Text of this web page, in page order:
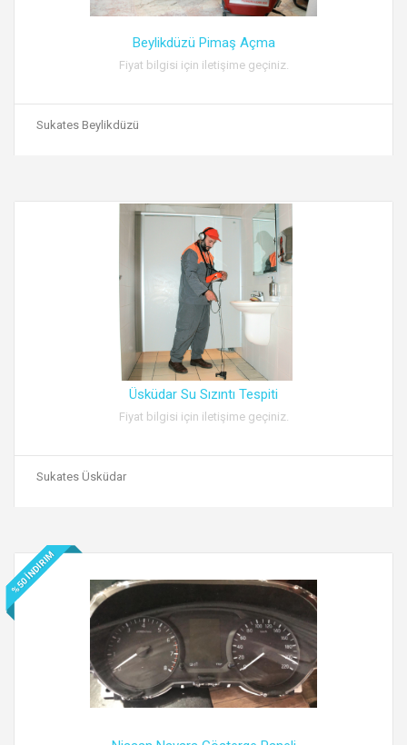
Beylikdüzü Pimaş Açma
Fiyat bilgisi için iletişime geçiniz.
Sukates Beylikdüzü
Üsküdar Su Sızıntı Tespiti
Fiyat bilgisi için iletişime geçiniz.
Sukates Üsküdar
%50
İNDIRIM